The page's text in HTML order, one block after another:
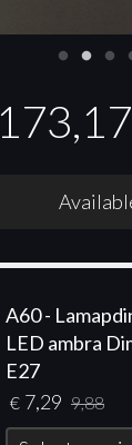
173,17
A60 -
LED ambra
E27
€ 7,29 9,88